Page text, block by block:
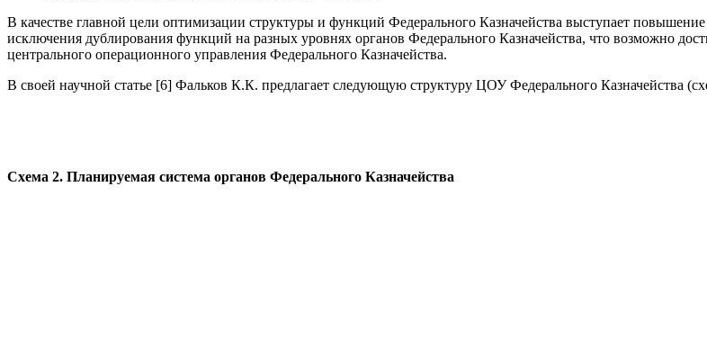
В качестве главной цели оптимизации структуры и функций Федерального Казначейства выступает
исключения дублирования функций на разных уровнях органов Федерального Казначейства, что возможно
центрального операционного управления Федерального Казначейства.
В своей научной статье [6] Фальков К.К. предлагает следующую структуру ЦОУ Федерального Казначейства
Схема 2. Планируемая система органов Федерального Казначейства